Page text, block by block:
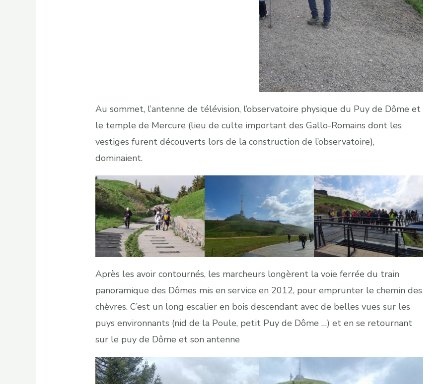
Au sommet, l’antenne de télévision, l’observatoire physique du Puy de Dôme et
le temple de Mercure (lieu de culte important des Gallo-Romains dont les
vestiges furent découverts lors de la construction de l’observatoire),
dominaient.
Après les avoir contournés, les marcheurs longèrent la voie ferrée du train
panoramique des Dômes mis en service en 2012, pour emprunter le chemin des
chèvres. C’est un long escalier en bois descendant avec de belles vues sur les
puys environnants (nid de la Poule, petit Puy de Dôme …) et en se retournant
sur le puy de Dôme et son antenne